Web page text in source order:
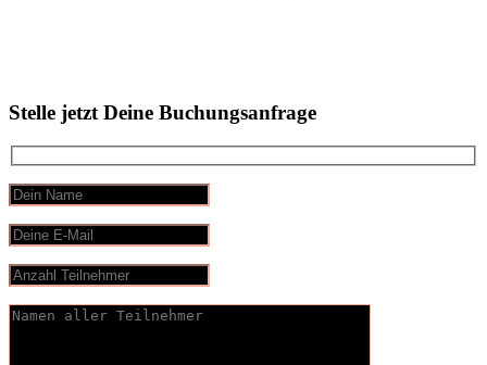
Stelle jetzt Deine Buchungsanfrage